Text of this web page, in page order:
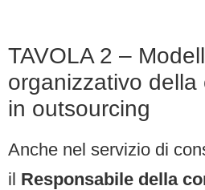
TAVOLA 2 –
organizzativo della
in outsourcing
Anche nel servizio di
il Responsabile della